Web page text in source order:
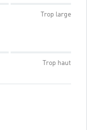
Trop large
Trop haut